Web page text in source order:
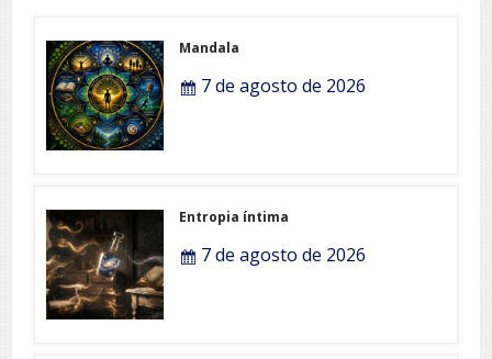
Mandala
7 de agosto de 2026
Entropia íntima
7 de agosto de 2026